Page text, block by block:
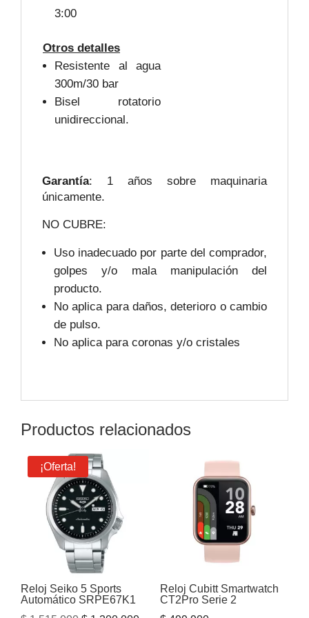
3:00
Otros detalles
Resistente al agua
300m/30 bar
Bisel rotatorio
unidireccional.
Garantía: 1 años sobre maquinaria
únicamente.
NO CUBRE:
Uso inadecuado por parte del comprador,
golpes y/o mala manipulación del
producto.
No aplica para daños, deterioro o cambio
de pulso.
No aplica para coronas y/o cristales
Productos relacionados
¡Oferta!
Reloj Seiko 5 Sports
Automático SRPE67K1
Reloj Cubitt Smartwatch
CT2Pro Serie 2